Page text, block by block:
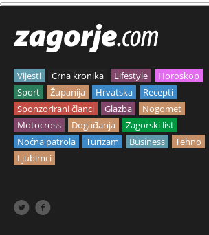
Vijesti Crna kronika Lifestyle
Horoskop
Sport
Županija Hrvatska
Recepti
Sponzorirani članci
Glazba
Nogomet
Motocross
Događanja
Zagorski list
Noćna patrola
Turizam Business
Tehno
Ljubimci
 